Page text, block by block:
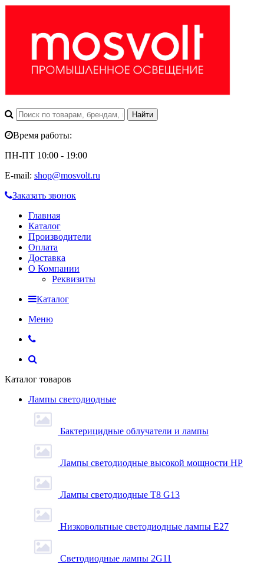
Время работы:
ПН-ПТ 10:00 - 19:00
E-mail: shop@mosvolt.ru
Заказать звонок
Главная
Каталог
Производители
Оплата
Доставка
О Компании
Реквизиты
Каталог
Меню
Каталог товаров
Лампы светодиодные
Бактерицидные облучатели и лампы
Лампы светодиодные высокой мощности HP
Лампы светодиодные Т8 G13
Низковольтные светодиодные лампы E27
Светодиодные лампы 2G11